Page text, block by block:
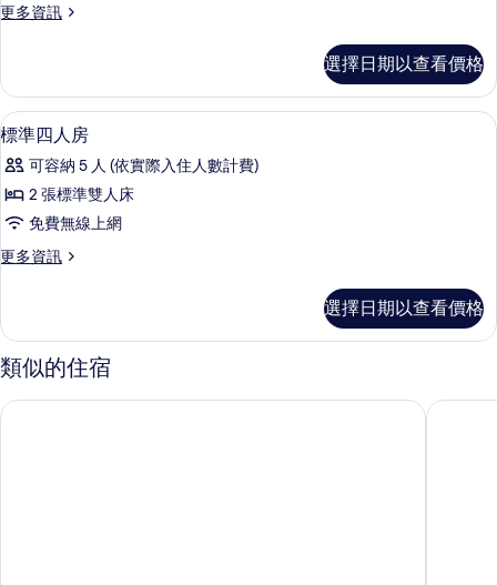
房,
景
的
所
有
相
片
更多資訊
更
客
房,
山
的
詳
選擇日期以查看價格
顯
示
標
準
人
的
所
有
相
標準四人房 | 書桌、遮光布/窗簾、免
6
標準四人房
可容納 5 人 (依實際入住人數計費)
2 張標準雙人床
免費無線上網
更多資訊
更
四
人
房
詳
選擇日期以查看價格
類似的住宿
展顏山居 普莫里